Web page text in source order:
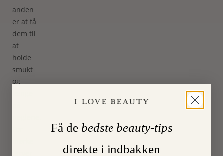
anden
er at få
dem til
at
holde
smukt
og
Få de bedste beauty-tips
direkte i indbakken